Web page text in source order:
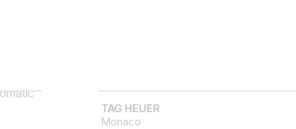
TAG HEUER
Monaco